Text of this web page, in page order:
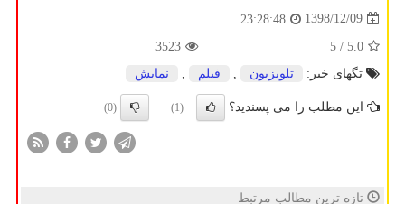
1398/12/09
23:28:48
5.0
/ 5
3523
تگهای خبر:
تلویزیون فیلم نمایش
این مطلب را می پسندید؟ (1)
(0)
تازه ترین مطالب مرتبط